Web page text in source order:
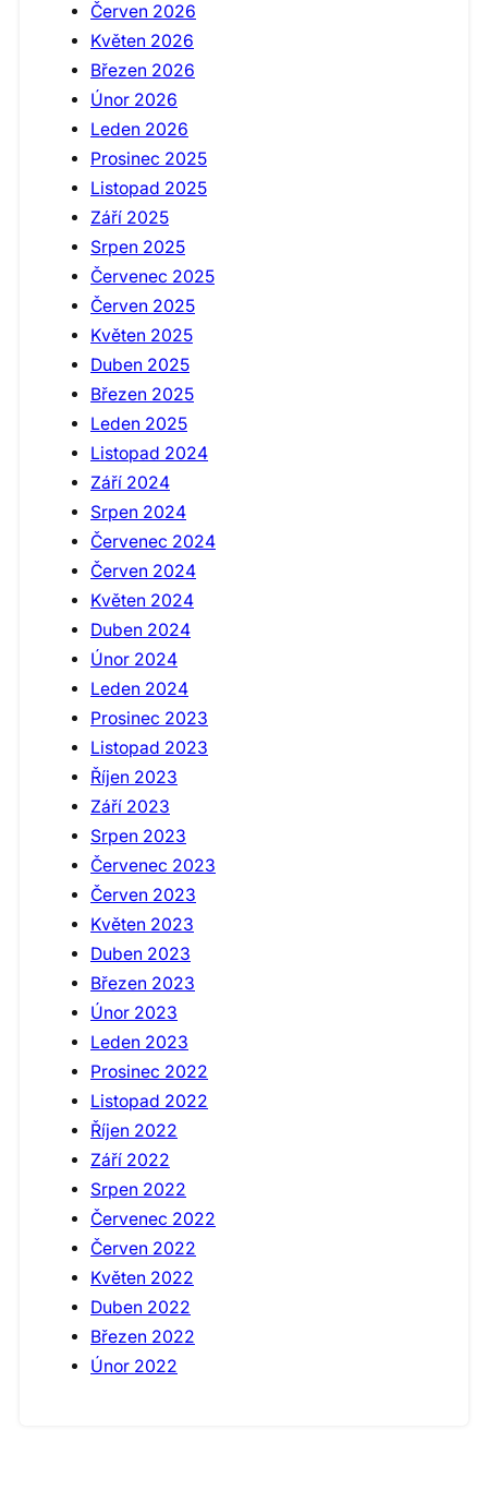
Červen 2026
Květen 2026
Březen 2026
Únor 2026
Leden 2026
Prosinec 2025
Listopad 2025
Září 2025
Srpen 2025
Červenec 2025
Červen 2025
Květen 2025
Duben 2025
Březen 2025
Leden 2025
Listopad 2024
Září 2024
Srpen 2024
Červenec 2024
Červen 2024
Květen 2024
Duben 2024
Únor 2024
Leden 2024
Prosinec 2023
Listopad 2023
Říjen 2023
Září 2023
Srpen 2023
Červenec 2023
Červen 2023
Květen 2023
Duben 2023
Březen 2023
Únor 2023
Leden 2023
Prosinec 2022
Listopad 2022
Říjen 2022
Září 2022
Srpen 2022
Červenec 2022
Červen 2022
Květen 2022
Duben 2022
Březen 2022
Únor 2022